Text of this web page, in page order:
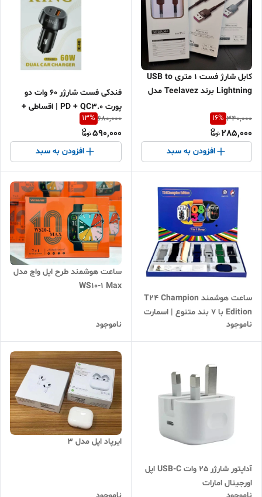
کابل شارژ فست 1 متری USB to
Lightning برند Teelavez مدل
مناسب آیفون | شارژ سریع و
انتقال دیتا | مشکی طوسی
340,000
16%
285,000
افزودن به سبد
فندکی فست شارژر 60 وات دو
پورت PD + QC3.0 | اقساطی +
ارسال سریع
680,000
13%
590,000
افزودن به سبد
ساعت هوشمند T24 Champion
Edition با 7 بند متنوع | اسمارت
واچ طرح اپل واچ | فروش اقساطی
ناموجود
ساعت هوشمند طرح اپل واچ مدل
WS10-1 Max
ناموجود
آداپتور شارژر 25 وات USB-C اپل
اورجینال امارات
ایرپاد اپل مدل ۳